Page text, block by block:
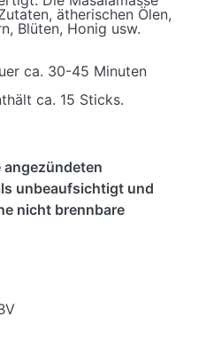
ätherischen Ölen,
Blüten, Honig usw.
ca. 30-45 Minuten
ca. 15 Sticks.
angezündeten
unbeaufsichtigt und
nicht brennbare